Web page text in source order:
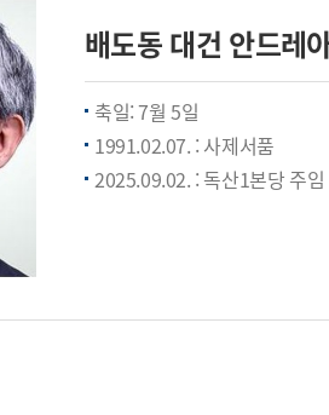
배도동 대건 안드레
축일: 7월 5일
1991.02.07. : 사제서품
2025.09.02. : 독산1본당 주임